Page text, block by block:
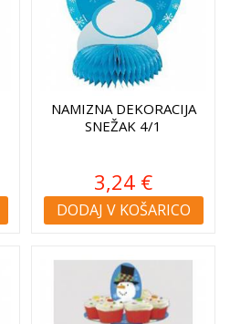
NAMIZNA DEKORACIJA
SNEŽAK 4/1
3,24 €
DODAJ V KOŠARICO